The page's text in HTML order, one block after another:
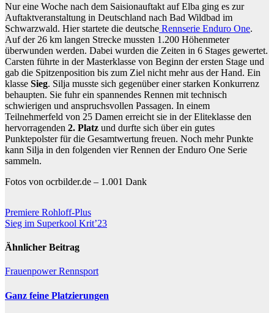
Nur eine Woche nach dem Saisionauftakt auf Elba ging es zur
Auftaktveranstaltung in Deutschland nach Bad Wildbad im
Schwarzwald. Hier startete die deutsche Rennserie Enduro One.
Auf der 26 km langen Strecke mussten 1.200 Höhenmeter
überwunden werden. Dabei wurden die Zeiten in 6 Stages gewertet.
Carsten führte in der Masterklasse von Beginn der ersten Stage und
gab die Spitzenposition bis zum Ziel nicht mehr aus der Hand. Ein
klasse Sieg. Silja musste sich gegenüber einer starken Konkurrenz
behaupten. Sie fuhr ein spannendes Rennen mit technisch
schwierigen und anspruchsvollen Passagen. In einem
Teilnehmerfeld von 25 Damen erreicht sie in der Eliteklasse den
hervorragenden 2. Platz und durfte sich über ein gutes
Punktepolster für die Gesamtwertung freuen. Noch mehr Punkte
kann Silja in den folgenden vier Rennen der Enduro One Serie
sammeln.
Fotos von ocrbilder.de – 1.001 Dank
Beitragsnavigation
Premiere Rohloff-Plus
Sieg im Superkool Krit’23
Ähnlicher Beitrag
FrauenpowerRennsport
Ganz feine Platzierungen